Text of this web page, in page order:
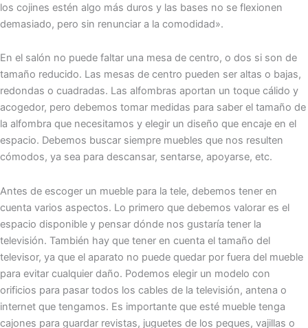
los cojines estén algo más duros y las bases no se flexionen
demasiado, pero sin renunciar a la comodidad».
En el salón no puede faltar una mesa de centro, o dos si son de
tamaño reducido. Las mesas de centro pueden ser altas o bajas,
redondas o cuadradas. Las alfombras aportan un toque cálido y
acogedor, pero debemos tomar medidas para saber el tamaño de
la alfombra que necesitamos y elegir un diseño que encaje en el
espacio. Debemos buscar siempre muebles que nos resulten
cómodos, ya sea para descansar, sentarse, apoyarse, etc.
Antes de escoger un mueble para la tele, debemos tener en
cuenta varios aspectos. Lo primero que debemos valorar es el
espacio disponible y pensar dónde nos gustaría tener la
televisión. También hay que tener en cuenta el tamaño del
televisor, ya que el aparato no puede quedar por fuera del mueble
para evitar cualquier daño. Podemos elegir un modelo con
orificios para pasar todos los cables de la televisión, antena o
internet que tengamos. Es importante que esté mueble tenga
cajones para guardar revistas, juguetes de los peques, vajillas o